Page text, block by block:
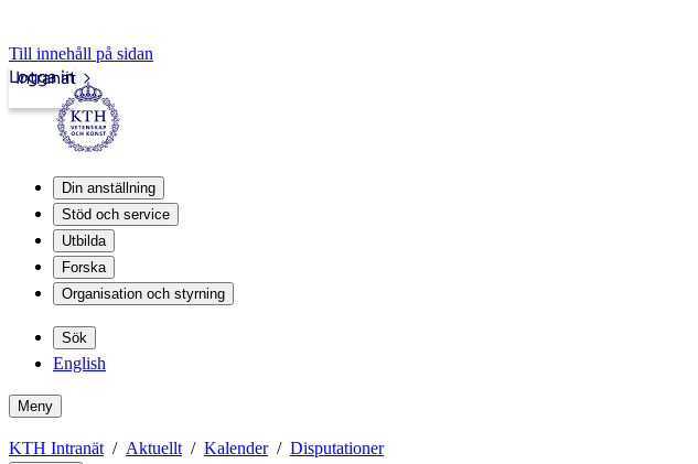
Till innehåll på sidan
Intranät
Logga in
Din anställning
Stöd och service
Utbilda
Forska
Organisation och styrning
Sök
English
Meny
KTH Intranät Aktuellt Kalender Disputationer